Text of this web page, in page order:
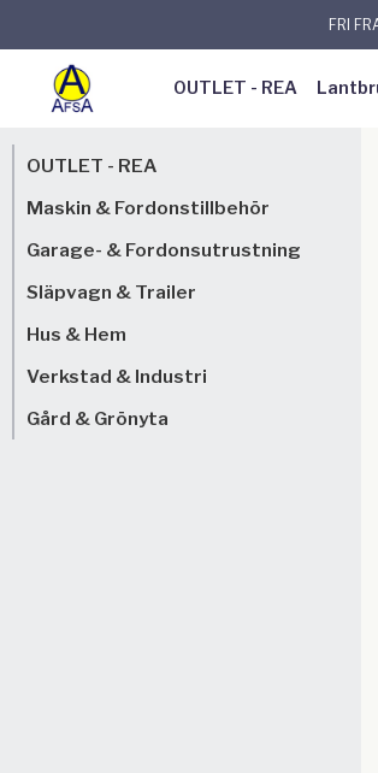
FRI
OUTLET - REA
OUTLET - REA
Maskin & Fordonstillbehör
Garage- & Fordonsutrustning
Släpvagn & Trailer
Hus & Hem
Verkstad & Industri
Gård & Grönyta